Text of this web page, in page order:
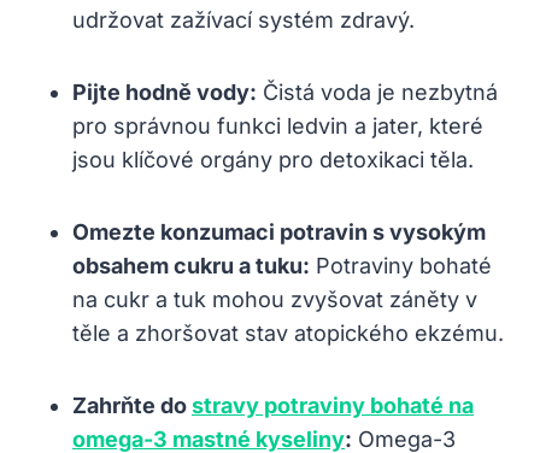
udržovat zažívací systém zdravý.
Pijte hodně vody: Čistá voda je nezbytná
pro správnou funkci ledvin a jater, které
jsou klíčové orgány pro detoxikaci těla.
Omezte konzumaci potravin s vysokým
obsahem cukru a tuku: Potraviny bohaté
na cukr a tuk mohou zvyšovat záněty v
těle a zhoršovat stav atopického ekzému.
Zahrňte dostravy potraviny bohaté na
omega-3 mastné kyseliny: Omega-3